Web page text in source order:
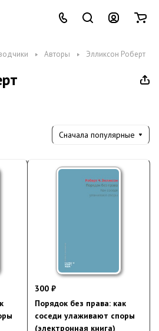
Авторы Элликсон Роберт
Сначала популярные
300 ₽
Порядок без права: как
соседи улаживают споры
(электронная книга)